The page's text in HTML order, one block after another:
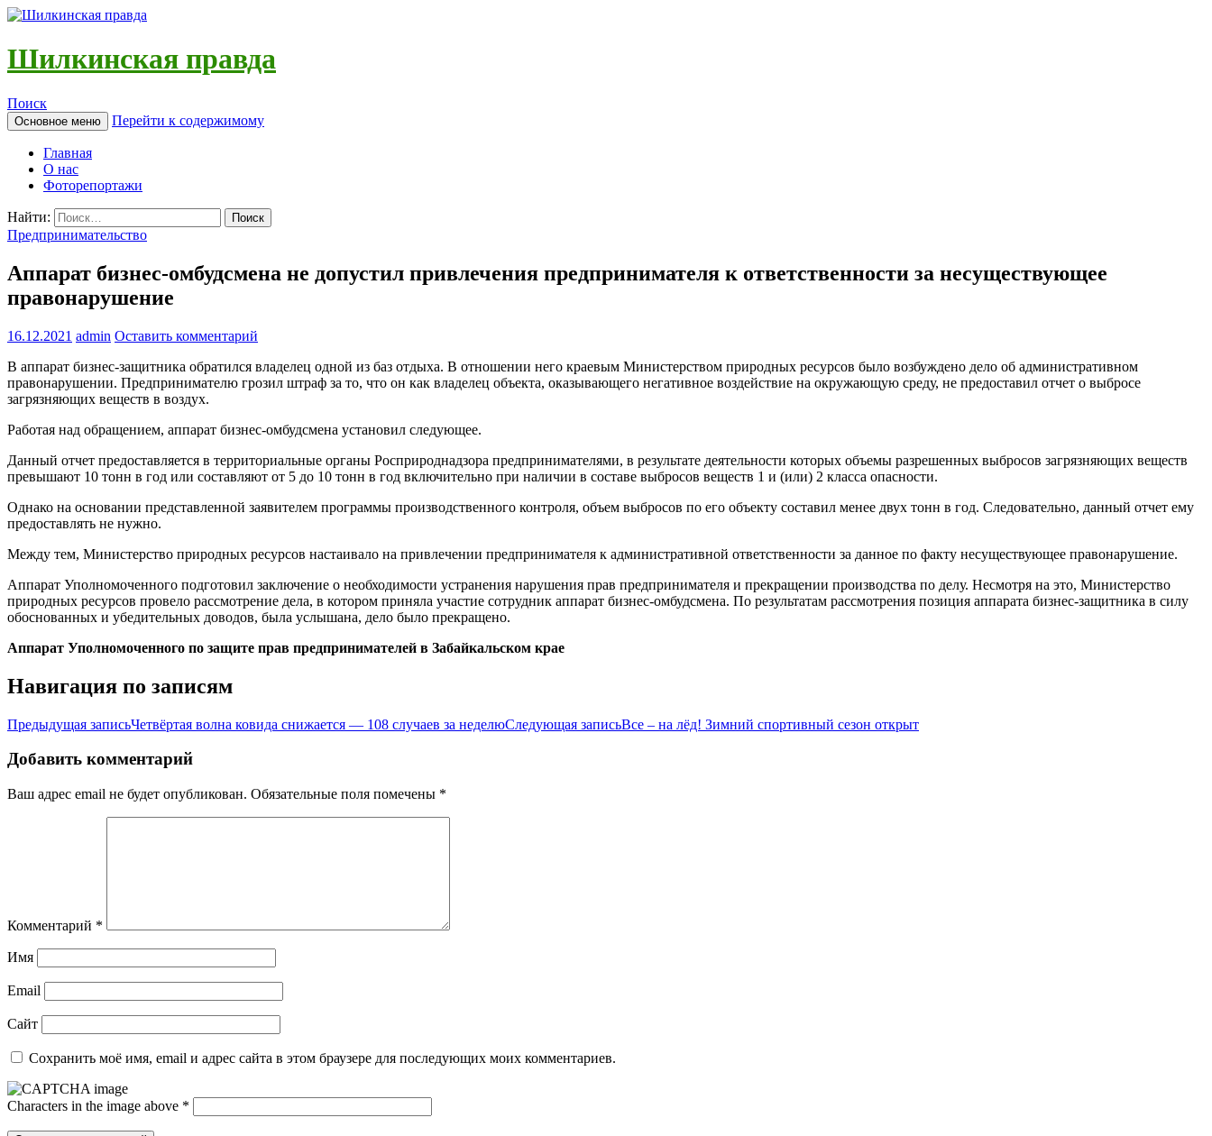
Шилкинская правда
Поиск
Основное меню Перейти к содержимому
Главная
О нас
Фоторепортажи
Найти:
Предпринимательство
Аппарат бизнес-омбудсмена не допустил привлечения предпринимателя к ответственности за несуществующее
правонарушение
16.12.2021 admin Оставить комментарий
В аппарат бизнес-защитника обратился владелец одной из баз отдыха. В отношении него краевым Министерством природных ресурсов было возбуждено дело об административном
правонарушении. Предпринимателю грозил штраф за то, что он как владелец объекта, оказывающего негативное воздействие на окружающую среду, не предоставил отчет о выбросе
загрязняющих веществ в воздух.
Работая над обращением, аппарат бизнес-омбудсмена установил следующее.
Данный отчет предоставляется в территориальные органы Росприроднадзора предпринимателями, в результате деятельности которых объемы разрешенных выбросов загрязняющих веществ
превышают 10 тонн в год или составляют от 5 до 10 тонн в год включительно при наличии в составе выбросов веществ 1 и (или) 2 класса опасности.
Однако на основании представленной заявителем программы производственного контроля, объем выбросов по его объекту составил менее двух тонн в год. Следовательно, данный отчет ему
предоставлять не нужно.
Между тем, Министерство природных ресурсов настаивало на привлечении предпринимателя к административной ответственности за данное по факту несуществующее правонарушение.
Аппарат Уполномоченного подготовил заключение о необходимости устранения нарушения прав предпринимателя и прекращении производства по делу. Несмотря на это, Министерство
природных ресурсов провело рассмотрение дела, в котором приняла участие сотрудник аппарат бизнес-омбудсмена. По результатам рассмотрения позиция аппарата бизнес-защитника в силу
обоснованных и убедительных доводов, была услышана, дело было прекращено.
Аппарат Уполномоченного по защите прав предпринимателей в Забайкальском крае
Навигация по записям
Предыдущая записьЧетвёртая волна ковида снижается — 108 случаев за неделюСледующая записьВсе – на лёд! Зимний спортивный сезон открыт
Добавить комментарий
Ваш адрес email не будет опубликован. Обязательные поля помечены *
Комментарий *
Имя
Email
Сайт
Сохранить моё имя, email и адрес сайта в этом браузере для последующих моих комментариев.
Characters in the image above *